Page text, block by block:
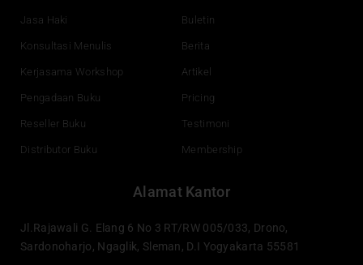
Jasa Haki
Konsultasi Menulis
Kerjasama Workshop
Pengadaan Buku
Reseller Buku
Distributor Buku
Buletin
Berita
Artikel
Pricing
Testimoni
Membership
Alamat Kantor
Jl.Rajawali G. Elang 6 No 3 RT/RW 005/033, Drono,
Sardonoharjo, Ngaglik, Sleman, D.I Yogyakarta 55581